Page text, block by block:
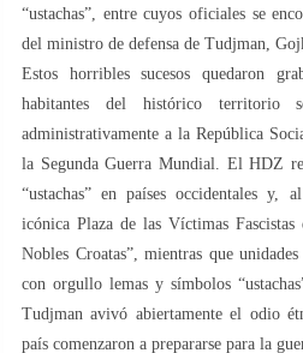
“ustachas”, entre cuyos oficiales se
del ministro de defensa de Tudjman,
Estos horribles sucesos quedaron
habitantes del histórico territorio
administrativamente a la República
la Segunda Guerra Mundial. El HDZ
“ustachas” en países occidentales
icónica Plaza de las Víctimas
Nobles Croatas”, mientras que
con orgullo lemas y símbolos
Tudjman avivó abiertamente el odio
país comenzaron a prepararse para la